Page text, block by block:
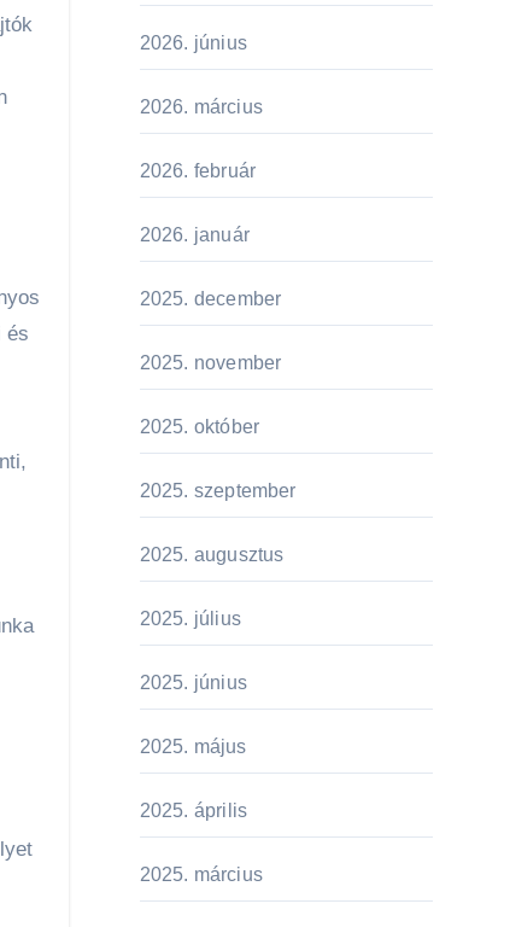
és
2026. június
2026. március
2026. február
2026. január
2025. december
2025. november
2025. október
2025. szeptember
2025. augusztus
2025. július
2025. június
2025. május
2025. április
2025. március